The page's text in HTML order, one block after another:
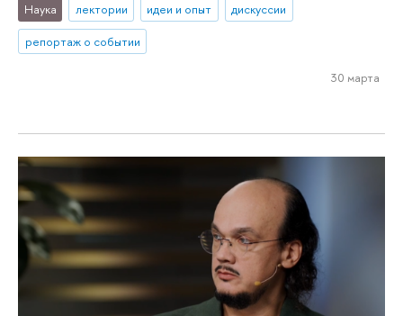
Наука лектории идеи и опыт
дискуссии
репортаж о событии
30 марта